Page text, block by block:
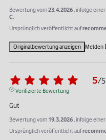
Bewertung vom23.4.2026 , infolge
C.
Ursprünglich veröffentlicht auf
Originalbewertung anzeigen Melden
5/5
Verifizierte Bewertung
Gut
Bewertung vom 19.3.2026 , infolge
Ursprünglich veröffentlicht auf